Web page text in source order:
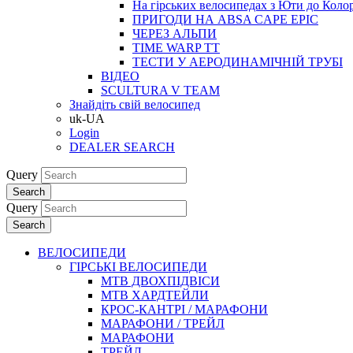
На гірських велосипедах з Юти до
ПРИГОДИ НА ABSA CAPE EPIC
ЧЕРЕЗ АЛЬПИ
TIME WARP TT
ТЕСТИ У АЕРОДИНАМІЧНІЙ ТРУБІ
ВІДЕО
SCULTURA V TEAM
Знайдіть свій велосипед
uk-UA
Login
DEALER SEARCH
Query
Search
Query
Search
ВЕЛОСИПЕДИ
ГІРСЬКІ ВЕЛОСИПЕДИ
MTB ДВОХПIДВIСИ
MTB ХАРДТЕЙЛИ
КРОС-КАНТРI / МАРАФОНИ
МАРАФОНИ / ТРЕЙЛ
МАРАФОНИ